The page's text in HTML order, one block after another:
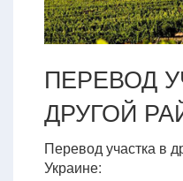
ПЕРЕВОД
ДРУГОЙ
Перевод участка в
Украине: